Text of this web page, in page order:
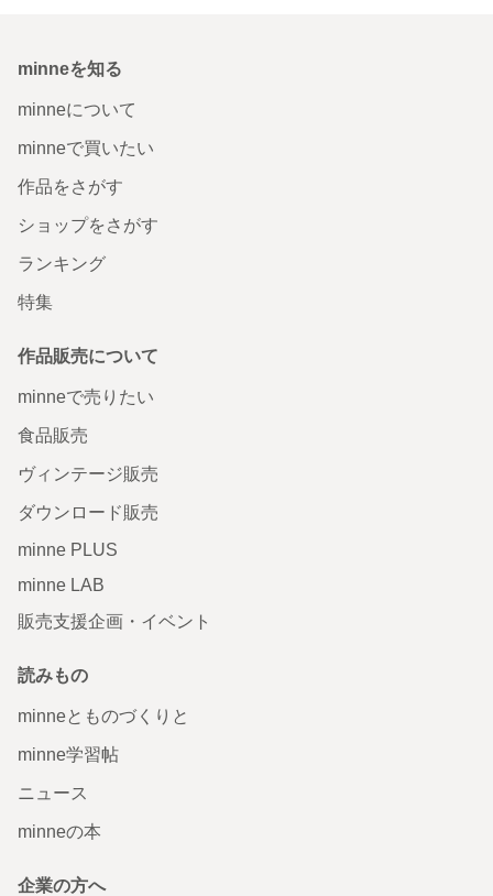
minneを知る
minneについて
minneで買いたい
作品をさがす
ショップをさがす
ランキング
特集
作品販売について
minneで売りたい
食品販売
ヴィンテージ販売
ダウンロード販売
minne PLUS
minne LAB
販売支援企画・イベント
読みもの
minneとものづくりと
minne学習帖
ニュース
minneの本
企業の方へ